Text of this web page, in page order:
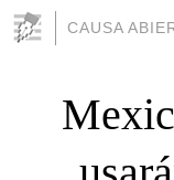
CAUSA